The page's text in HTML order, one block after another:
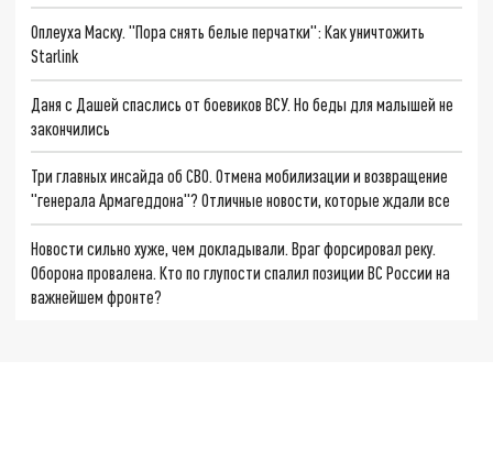
Оплеуха Маску. "Пора снять белые перчатки": Как уничтожить
Starlink
Даня с Дашей спаслись от боевиков ВСУ. Но беды для малышей не
закончились
Три главных инсайда об СВО. Отмена мобилизации и возвращение
"генерала Армагеддона"? Отличные новости, которые ждали все
Новости сильно хуже, чем докладывали. Враг форсировал реку.
Оборона провалена. Кто по глупости спалил позиции ВС России на
важнейшем фронте?